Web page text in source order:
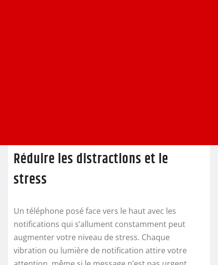
Réduire les distractions et le
stress
Un téléphone posé face vers le haut avec les
notifications qui s’allument constamment peut
augmenter votre niveau de stress. Chaque
vibration ou lumière de notification attire votre